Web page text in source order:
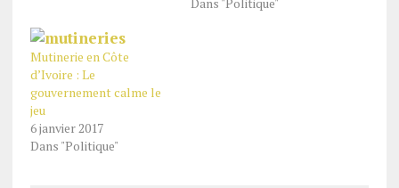
Mutinerie en Côte
d’Ivoire : Le
gouvernement calme le
jeu
6 janvier 2017
Dans "Politique"